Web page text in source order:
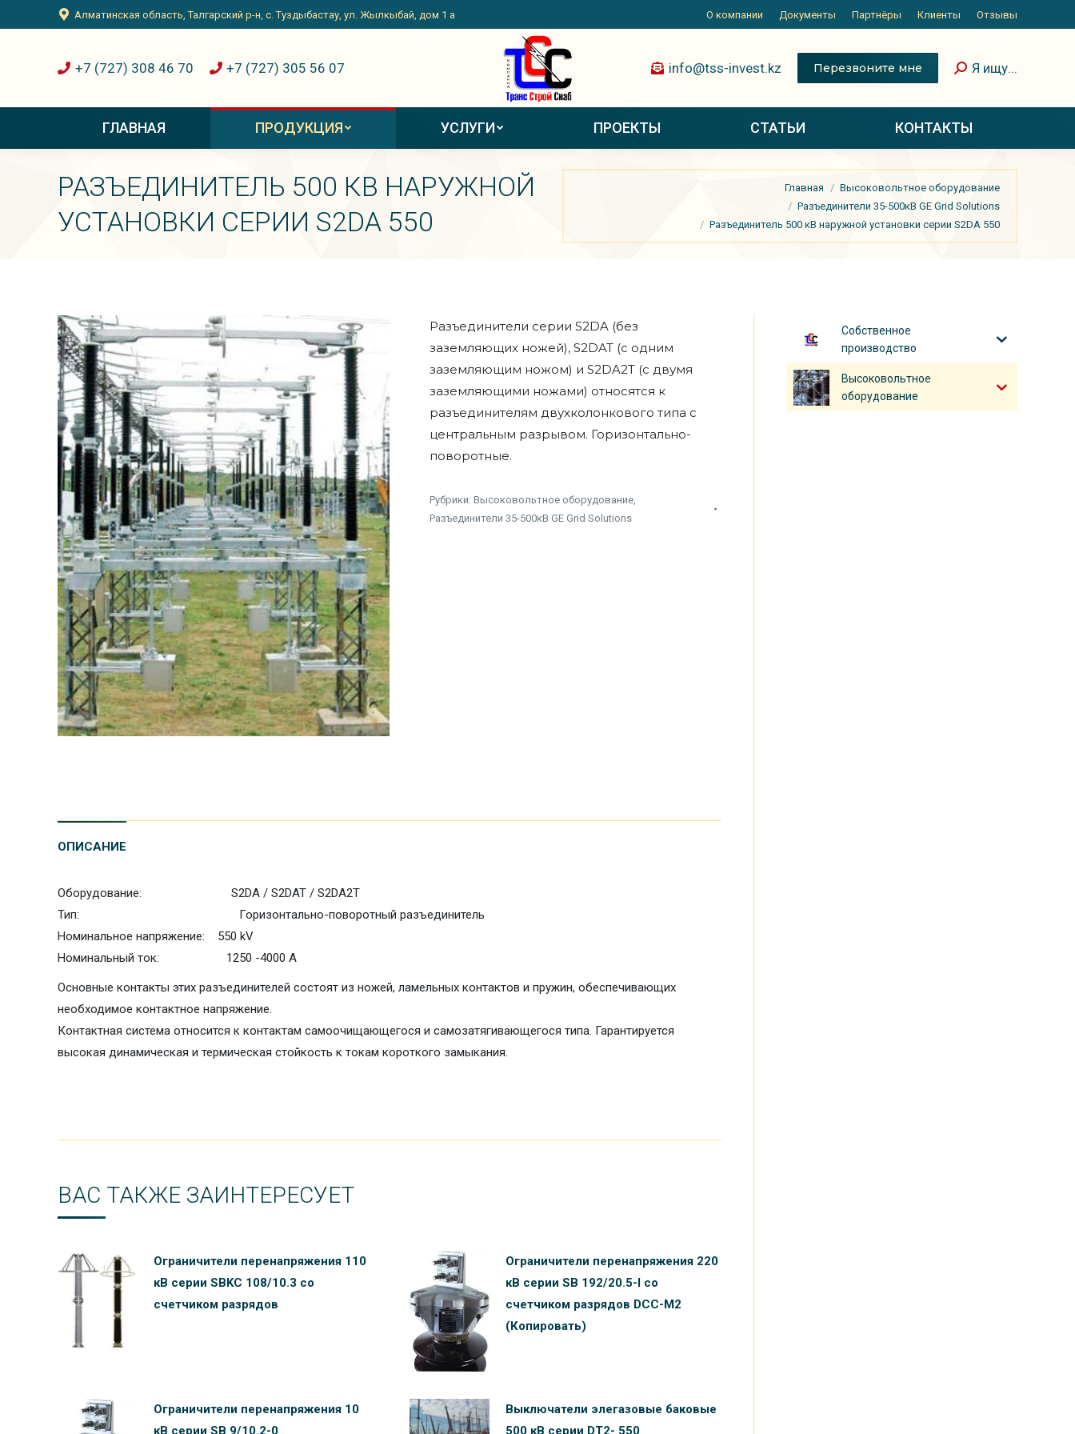
Алматинская область, Талгарский р-н, с. Туздыбастау, ул. Жылкыбай, дом 1 а О компании Документы Партнёры Клиенты Отзывы
+7 (727) 308 46 70 +7 (727) 305 56 07 info@tss-invest.kz Перезвоните мне Я ищу...
ГЛАВНАЯ ПРОДУКЦИЯ УСЛУГИ ПРОЕКТЫ СТАТЬИ КОНТАКТЫ
РАЗЪЕДИНИТЕЛЬ 500 КВ НАРУЖНОЙ
УСТАНОВКИ СЕРИИ S2DA 550
Вы здесь:
Главная
Высоковольтное оборудование
Разъединители 35-500кВ GE Grid Solutions
Разъединитель 500 кВ наружной установки серии S2DA 550
Разъединители серии S2DA (без
заземляющих ножей), S2DAT (с одним
заземляющим ножом) и S2DA2T (с двумя
заземляющими ножами) относятся к
разъединителям двухколонкового типа с
центральным разрывом. Горизонтально-
поворотные.
Рубрики: Высоковольтное оборудование,
Разъединители 35-500кВ GE Grid Solutions
ОПИСАНИЕ
Оборудование: S2DA / S2DAT / S2DA2T
Тип: Горизонтально-поворотный разъединитель
Номинальное напряжение: 550 kV
Номинальный ток: 1250 -4000 A
Основные контакты этих разъединителей состоят из ножей, ламельных контактов и пружин, обеспечивающих
необходимое контактное напряжение.
Контактная система относится к контактам самоочищающегося и самозатягивающегося типа. Гарантируется
высокая динамическая и термическая стойкость к токам короткого замыкания.
ВАС ТАКЖЕ ЗАИНТЕРЕСУЕТ
Ограничители перенапряжения 110
кВ серии SBKC 108/10.3 со
счетчиком разрядов
Ограничители перенапряжения 220
кВ серии SB 192/20.5-I со
счетчиком разрядов DCC-M2
(Копировать)
Ограничители перенапряжения 10
кВ серии SB 9/10.2-0
Выключатели элегазовые баковые
500 кВ серии DT2- 550
Собственное
производство
Высоковольтное
оборудование